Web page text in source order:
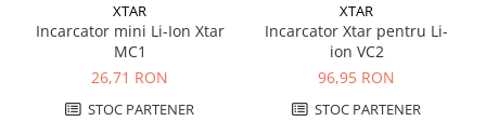
XTAR
Incarcator mini Li-Ion Xtar
MC1
26,71 RON
STOC PARTENER
XTAR
Incarcator Xtar pentru Li-
ion VC2
96,95 RON
STOC PARTENER